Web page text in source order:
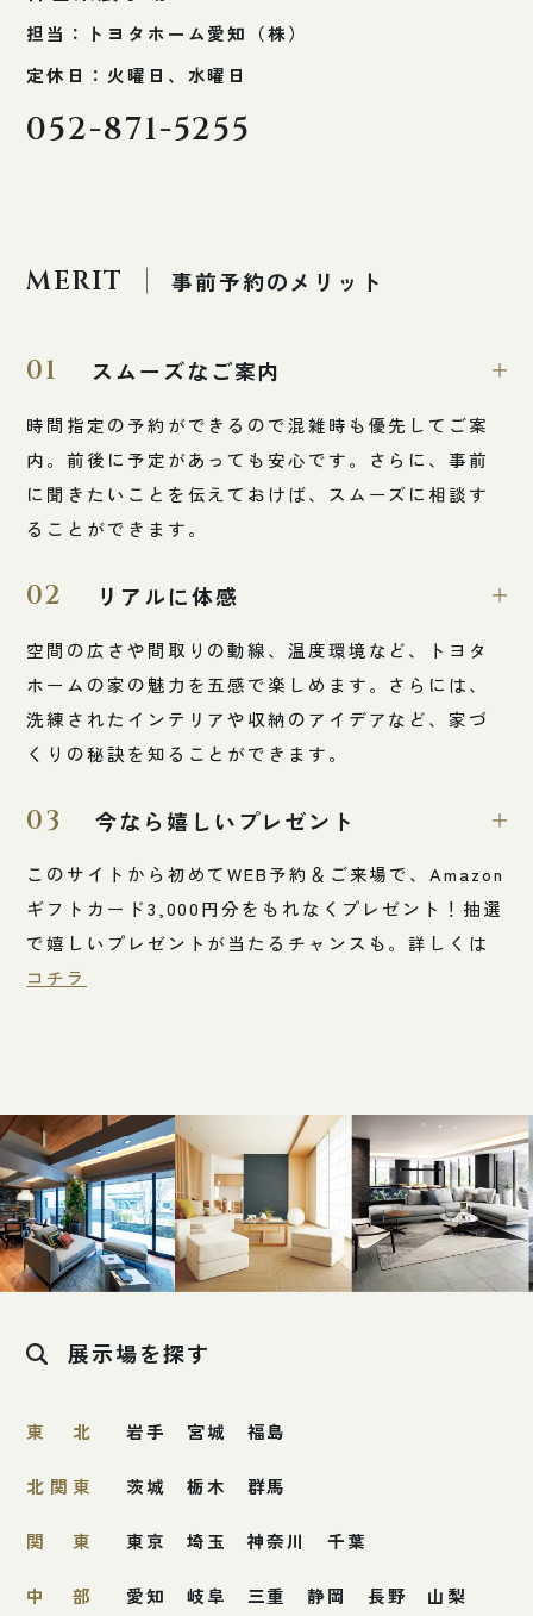
担当：トヨタホーム愛知（株）
定休日：火曜日、水曜日
052-871-5255
MERIT 事前予約のメリット
01 スムーズなご案内
時間指定の予約ができるので混雑時も優先してご案
内。前後に予定があっても安心です。さらに、事前
に聞きたいことを伝えておけば、スムーズに相談す
ることができます。
02 リアルに体感
空間の広さや間取りの動線、温度環境など、トヨタ
ホームの家の魅力を五感で楽しめます。さらには、
洗練されたインテリアや収納のアイデアなど、家づ
くりの秘訣を知ることができます。
03 今なら嬉しいプレゼント
このサイトから初めてWEB予約＆ご来場で、Amazon
ギフトカード3,000円分をもれなくプレゼント！抽選
で嬉しいプレゼントが当たるチャンスも。詳しくは
コチラ
展示場を探す
東北 岩手 宮城 福島
北関東 茨城 栃木 群馬
関東 東京 埼玉 神奈川 千葉
中部 愛知 岐阜 三重 静岡 長野 山梨